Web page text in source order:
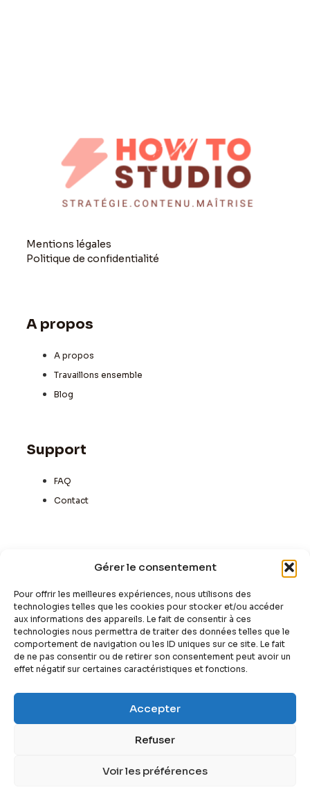
Gérer le consentement
Pour offrir les meilleures expériences, nous utilisons des
technologies telles que les cookies pour stocker et/ou accéder
aux informations des appareils. Le fait de consentir à ces
technologies nous permettra de traiter des données telles que le
comportement de navigation ou les ID uniques sur ce site. Le fait
de ne pas consentir ou de retirer son consentement peut avoir un
effet négatif sur certaines caractéristiques et fonctions.
Accepter
Refuser
Voir les préférences
Mentions légales
Politique de confidentialité
A propos
A propos
Travaillons ensemble
Blog
Support
FAQ
Contact
pouvez toujours vous y inscire.
Sign Up
Copyright © 2022 Autorent, All rights reserved. Powered by